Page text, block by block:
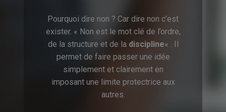
Pourquoi dire non ? Car dire non c’est
exister. « Non est le mot clé de l’ordre,
de la structure et de la discipline« . Il
permet de faire passer une idée
simplement et clairement en
imposant une limite protectrice aux
autres.